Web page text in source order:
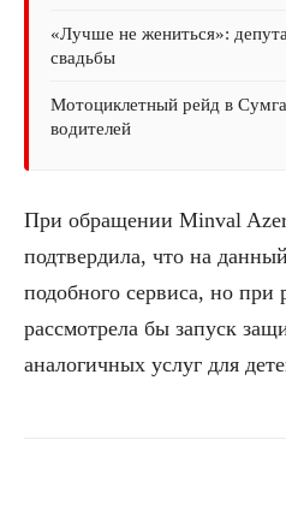
«Лучше не жениться»:
свадьбы
Мотоциклетный рейд в
водителей
При обращении Minval
подтвердила, что на
подобного сервиса, но при
рассмотрела бы запуск
аналогичных услуг для